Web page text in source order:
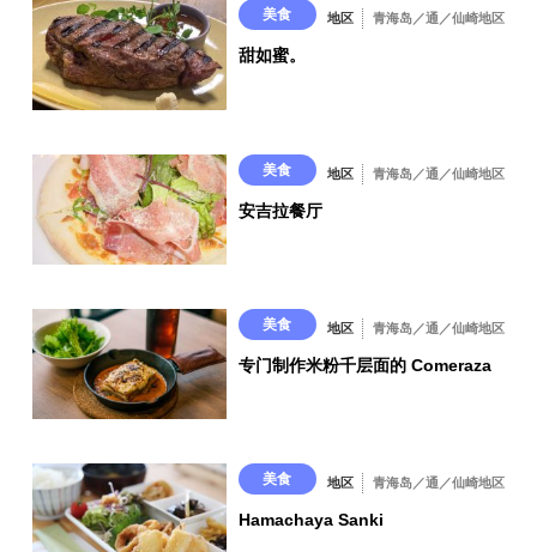
美食 地区 青海岛／通／仙崎地区
甜如蜜。
美食 地区 青海岛／通／仙崎地区
安吉拉餐厅
美食 地区 青海岛／通／仙崎地区
专门制作米粉千层面的 Comeraza
美食 地区 青海岛／通／仙崎地区
Hamachaya Sanki